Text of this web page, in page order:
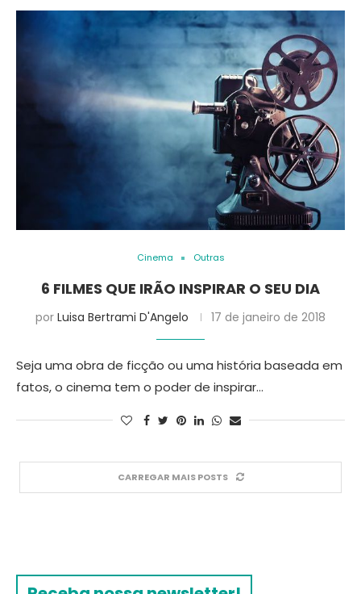
Cinema Outras
6 FILMES QUE IRÃO INSPIRAR O SEU DIA
por Luisa Bertrami D'Angelo 17 de janeiro de 2018
Seja uma obra de ficção ou uma história baseada em
fatos, o cinema tem o poder de inspirar…
CARREGAR MAIS POSTS